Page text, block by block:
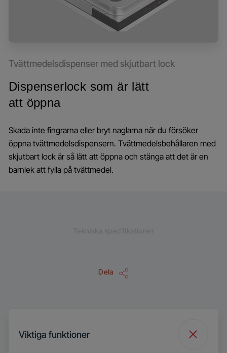
Tvättmedelsdispenser med skjutbart lock
Dispenserlock som är lätt
att öppna
Skada inte fingrarna eller bryt naglarna när du försöker
öppna tvättmedelsdispensern. Tvättmedelsbehållaren med
skjutbart lock är så lätt att öppna och stänga att det är en
barnlek att fylla på tvättmedel.
Dela
Viktiga funktioner